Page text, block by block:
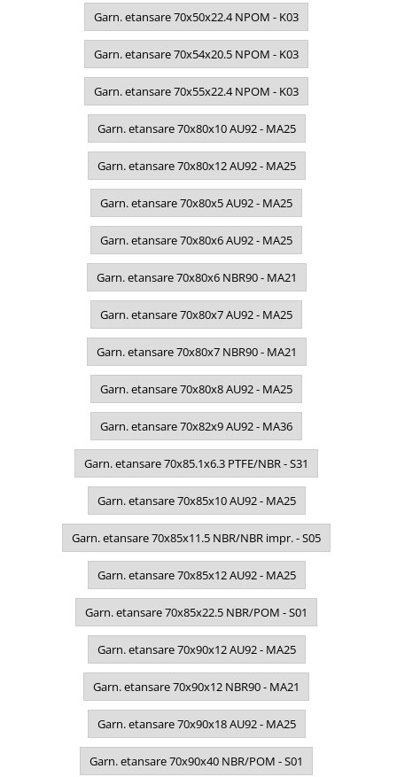
Garn. etansare 70x50x22.4 NPOM - K03
Garn. etansare 70x54x20.5 NPOM - K03
Garn. etansare 70x55x22.4 NPOM - K03
Garn. etansare 70x80x10 AU92 - MA25
Garn. etansare 70x80x12 AU92 - MA25
Garn. etansare 70x80x5 AU92 - MA25
Garn. etansare 70x80x6 AU92 - MA25
Garn. etansare 70x80x6 NBR90 - MA21
Garn. etansare 70x80x7 AU92 - MA25
Garn. etansare 70x80x7 NBR90 - MA21
Garn. etansare 70x80x8 AU92 - MA25
Garn. etansare 70x82x9 AU92 - MA36
Garn. etansare 70x85.1x6.3 PTFE/NBR - S31
Garn. etansare 70x85x10 AU92 - MA25
Garn. etansare 70x85x11.5 NBR/NBR impr. - S05
Garn. etansare 70x85x12 AU92 - MA25
Garn. etansare 70x85x22.5 NBR/POM - S01
Garn. etansare 70x90x12 AU92 - MA25
Garn. etansare 70x90x12 NBR90 - MA21
Garn. etansare 70x90x18 AU92 - MA25
Garn. etansare 70x90x40 NBR/POM - S01